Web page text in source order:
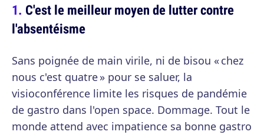
C'est le meilleur moyen de lutter contre
l'absentéisme
Sans poignée de main virile, ni de bisou « chez
nous c'est quatre » pour se saluer, la
visioconférence limite les risques de pandémie
de gastro dans l'open space. Dommage. Tout le
monde attend avec impatience sa bonne gastro